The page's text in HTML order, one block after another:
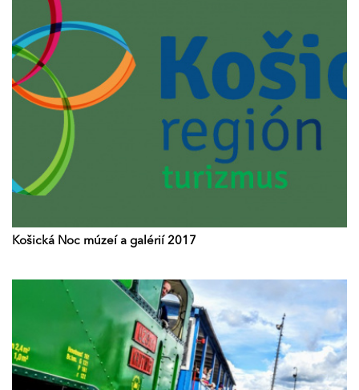
Košická Noc múzeí a galérií 2017